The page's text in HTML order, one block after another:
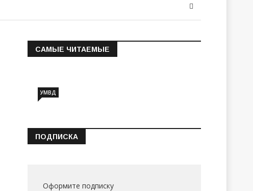
САМЫЕ ЧИТАЕМЫЕ
Информация о состоянии
УМВД
ПОДПИСКА
Оформите подписку